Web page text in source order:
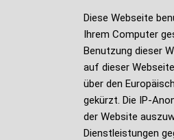
Diese Webseite
Ihrem Computer
Benutzung dieser
auf dieser
über den
gekürzt. Die IP-
der Website
Dienstleistungen